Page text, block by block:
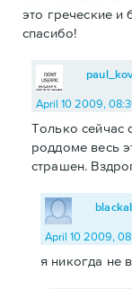
это греческие и
спасибо!
April 10 2009,
Только сейчас
роддоме весь
страшен.
April 10 2009,
я никогда не